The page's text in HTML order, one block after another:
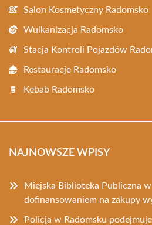
Salon Kosmetyczny Radomsko
Wulkanizacja Radomsko
Stacja Kontroli Pojazdów
Restauracje Radomsko
Kebab Radomsko
NAJNOWSZE WPISY
Miejska Biblioteka Publiczna
dofinansowaniem na zakupy
Policja w Radomsku